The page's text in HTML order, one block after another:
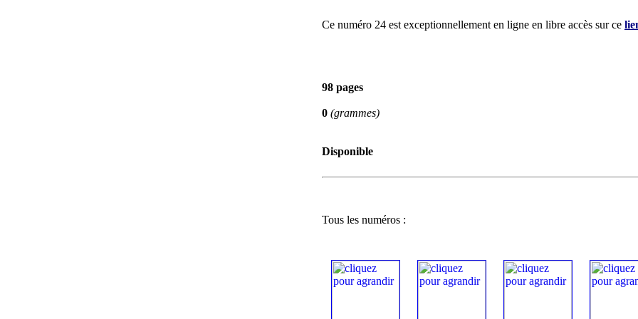
Ce numéro 24 est exceptionnellement en ligne en libre accès sur ce
98 pages
0 (grammes)
Disponible
Tous les numéros :